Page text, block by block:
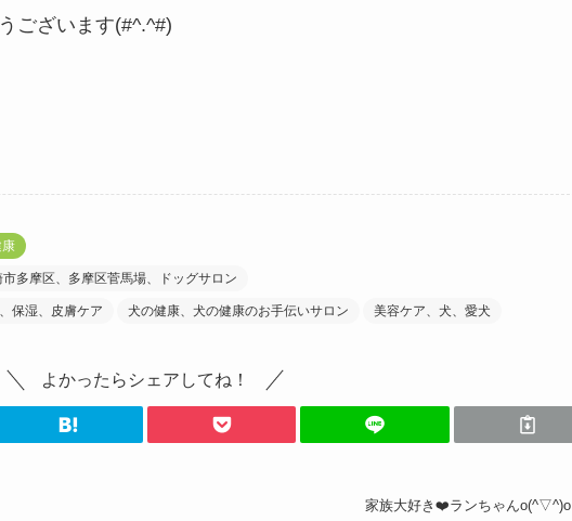
ございます(#^.^#)
多摩区、多摩区菅馬場、ドッグサロン
保湿、皮膚ケア 犬の健康、犬の健康のお手伝いサロン 美容ケア、犬、愛犬
よかったらシェアしてね！
家族大好き❤️ランちゃんo(^▽^)o